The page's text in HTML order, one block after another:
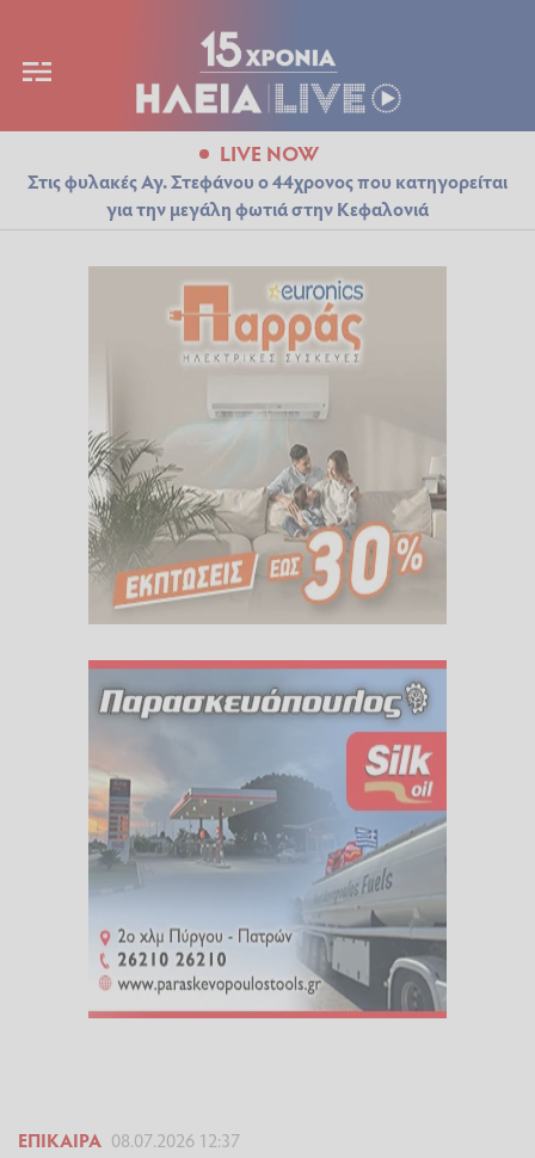
LIVE NOW
Στις φυλακές Αγ. Στεφάνου ο 44χρονος που κατηγορείται
για την μεγάλη φωτιά στην Κεφαλονιά
ΕΠΊΚΑΙΡΑ 08.07.2026 12:37